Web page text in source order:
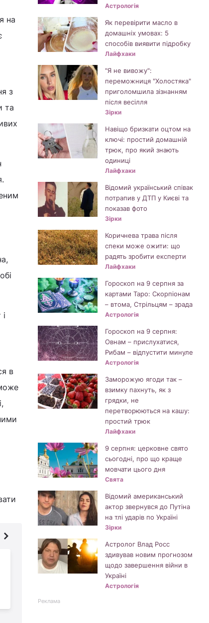
на
з
та
в
Два знаки Зодіаку
зірвуть джекпот до
кінця червня: хто ці
щасливчики
Астрологія
Як перевірити масло в
домашніх умовах: 5
способів виявити підробку
Лайфхаки
"Я не вивожу":
переможниця "Холостяка"
приголомшила зізнанням
після весілля
Зірки
Навіщо бризкати оцтом на
ключі: простий домашній
трюк, про який знають
одиниці
Лайфхаки
Відомий український співак
потрапив у ДТП у Києві та
показав фото
Зірки
Коричнева трава після
спеки може ожити: що
радять зробити експерти
Лайфхаки
Гороскоп на 9 серпня за
картами Таро: Скорпіонам
– втома, Стрільцям – зрада
Астрологія
Гороскоп на 9 серпня:
Овнам – прислухатися,
Рибам – відпустити минуле
Астрологія
Заморожую ягоди так –
взимку пахнуть, як з
грядки, не
перетворюються на кашу:
простий трюк
Лайфхаки
9 серпня: церковне свято
сьогодні, про що краще
мовчати цього дня
Свята
Відомий американський
актор звернувся до Путіна
на тлі ударів по Україні
Зірки
Астролог Влад Росс
здивував новим прогнозом
щодо завершення війни в
Україні
Астрологія
Реклама